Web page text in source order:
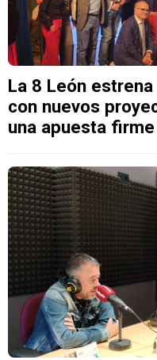
La 8 León
con nuevos
una apuesta